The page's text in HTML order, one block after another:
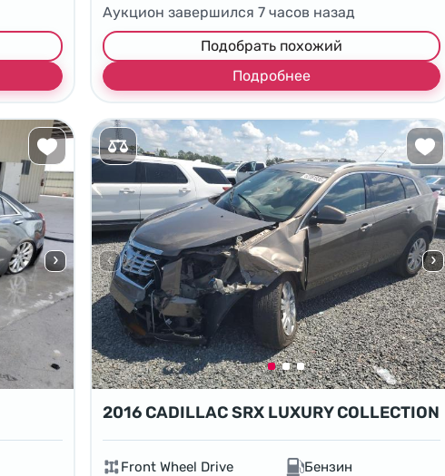
Аукцион завершился7 часов назад
Подобрать похожий
Подробнее
2016 CADILLAC SRX LUXURY COLLECTION
Front Wheel Drive
Бензин